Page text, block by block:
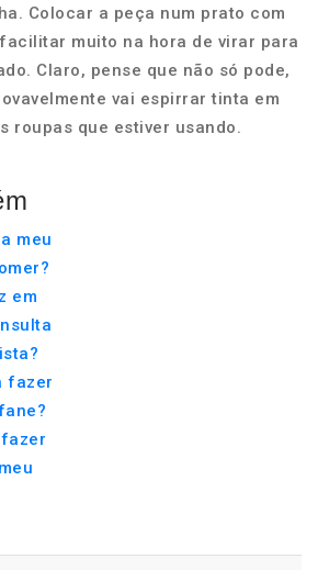
Colocar a peça num prato com
muito na hora de virar para
Claro, pense que não só pode,
vai espirrar tinta em
roupas que estiver usando.
meu
em
fazer